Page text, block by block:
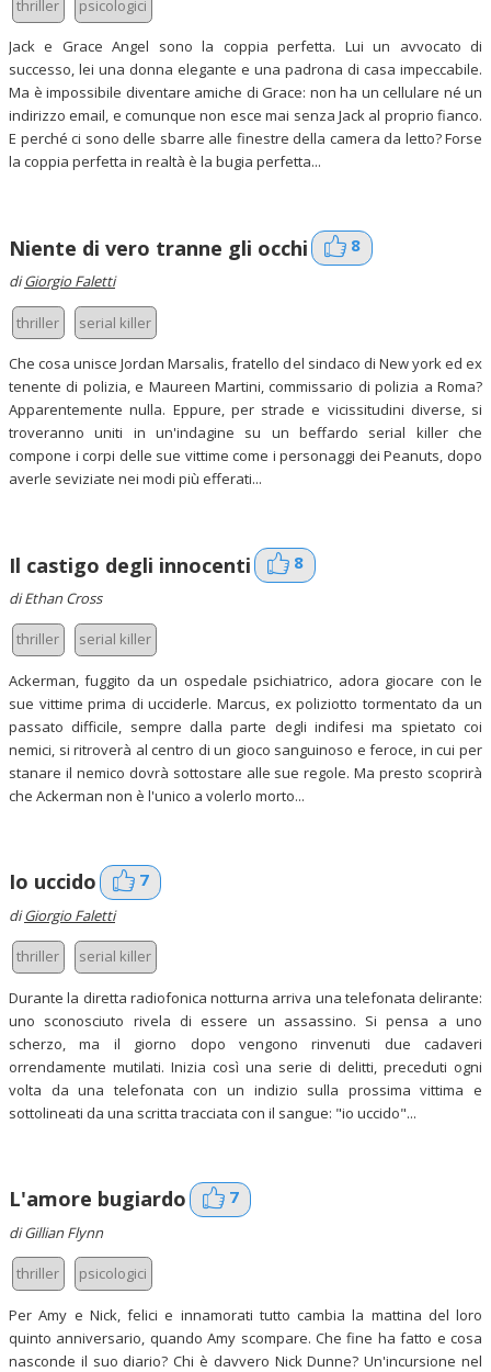
thriller psicologici
Jack e Grace Angel sono la coppia perfetta. Lui un avvocato di
successo, lei una donna elegante e una padrona di casa impeccabile.
Ma è impossibile diventare amiche di Grace: non ha un cellulare né un
indirizzo email, e comunque non esce mai senza Jack al proprio fianco.
E perché ci sono delle sbarre alle finestre della camera da letto? Forse
la coppia perfetta in realtà è la bugia perfetta...
Niente di vero tranne gli occhi 8
diGiorgio Faletti
thriller serial killer
Che cosa unisce Jordan Marsalis, fratello del sindaco di New york ed ex
tenente di polizia, e Maureen Martini, commissario di polizia a Roma?
Apparentemente nulla. Eppure, per strade e vicissitudini diverse, si
troveranno uniti in un'indagine su un beffardo serial killer che
compone i corpi delle sue vittime come i personaggi dei Peanuts, dopo
averle seviziate nei modi più efferati...
Il castigo degli innocenti 8
di Ethan Cross
thriller serial killer
Ackerman, fuggito da un ospedale psichiatrico, adora giocare con le
sue vittime prima di ucciderle. Marcus, ex poliziotto tormentato da un
passato difficile, sempre dalla parte degli indifesi ma spietato coi
nemici, si ritroverà al centro di un gioco sanguinoso e feroce, in cui per
stanare il nemico dovrà sottostare alle sue regole. Ma presto scoprirà
che Ackerman non è l'unico a volerlo morto...
Io uccido 7
diGiorgio Faletti
thriller serial killer
Durante la diretta radiofonica notturna arriva una telefonata delirante:
uno sconosciuto rivela di essere un assassino. Si pensa a uno
scherzo, ma il giorno dopo vengono rinvenuti due cadaveri
orrendamente mutilati. Inizia così una serie di delitti, preceduti ogni
volta da una telefonata con un indizio sulla prossima vittima e
sottolineati da una scritta tracciata con il sangue: "io uccido"...
L'amore bugiardo 7
di Gillian Flynn
thriller psicologici
Per Amy e Nick, felici e innamorati tutto cambia la mattina del loro
quinto anniversario, quando Amy scompare. Che fine ha fatto e cosa
nasconde il suo diario? Chi è davvero Nick Dunne? Un'incursione nel